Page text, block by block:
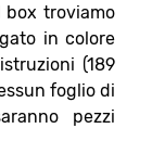
troviamo
in colore
(189
foglio di
pezzi